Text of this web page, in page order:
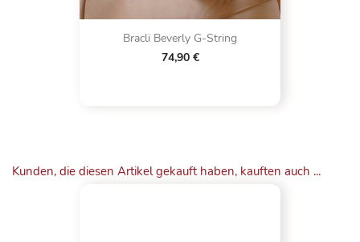
Bracli Beverly G-String
74,90 €
Kunden, die diesen Artikel gekauft haben, kauften auch ...